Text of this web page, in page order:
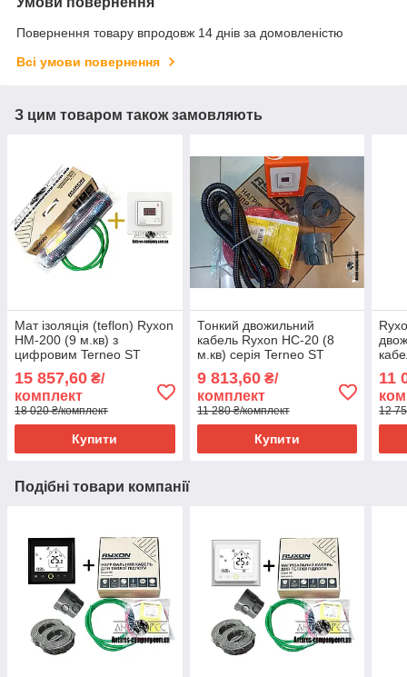
Повернення товару впродовж 14 днів за домовленістю
Всі умови повернення
З цим товаром також замовляють
Мат ізоляція (teflon) Ryxon
HM-200 (9 м.кв) з
цифровим Terneo ST
15 857,60 ₴/
комплект
18 020 ₴/комплект
Купити
Тонкий двожильний
кабель Ryxon HC-20 (8
м.кв) серія Terneo ST
9 813,60₴/
комплект
11 280 ₴/комплект
Купити
11
12
Подібні товари компанії